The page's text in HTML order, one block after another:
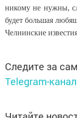
никому не нужны,
будет большая
Челнинские
Следите за
Telegram-